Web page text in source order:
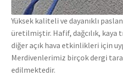
Yüksek kaliteli ve dayanıklı
üretilmiştir. Hafif, dağcılık, kaya
diğer açık hava etkinlikleri için
Merdivenlerimiz birçok dergi
edilmektedir.